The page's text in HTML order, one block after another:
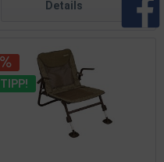
Details
TIPP!